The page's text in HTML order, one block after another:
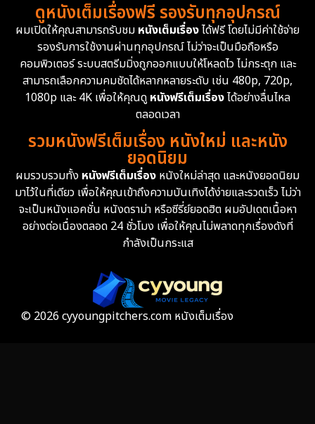
Dystopian 16
Emotional 61
Epic มหากาพย์ 213
Family ครอบครัว 359
Fantasy จินตนาการ 319
Fiction 9
ดูหนังเต็มเรื่องฟรี รองรับทุกอุปกรณ์
ผมเปิดให้คุณสามารถรับชม หนังเต็มเรื่องได้ฟรี โดยไม่มีค่าใช้จ่าย
รองรับการใช้งานผ่านทุกอุปกรณ์ ไม่ว่าจะเป็นมือถือหรือ
คอมพิวเตอร์ ระบบสตรีมมิ่งถูกออกแบบให้โหลดไว ไม่กระตุก และ
สามารถเลือกความคมชัดได้หลากหลายระดับ เช่น 480p, 720p,
1080p และ 4K เพื่อให้คุณดูหนังฟรีเต็มเรื่องได้อย่างลื่นไหล
ตลอดเวลา
รวมหนังฟรีเต็มเรื่อง หนังใหม่ และหนัง
ยอดนิยม
ผมรวบรวมทั้ง หนังฟรีเต็มเรื่อง หนังใหม่ล่าสุด และหนังยอดนิยม
มาไว้ในที่เดียว เพื่อให้คุณเข้าถึงความบันเทิงได้ง่ายและรวดเร็ว ไม่ว่า
จะเป็นหนังแอคชั่น หนังดราม่า หรือซีรี่ย์ยอดฮิต ผมอัปเดตเนื้อหา
อย่างต่อเนื่องตลอด 24 ชั่วโมง เพื่อให้คุณไม่พลาดทุกเรื่องดังที่
กำลังเป็นกระแส
© 2026 cyyoungpitchers.com หนังเต็มเรื่อง